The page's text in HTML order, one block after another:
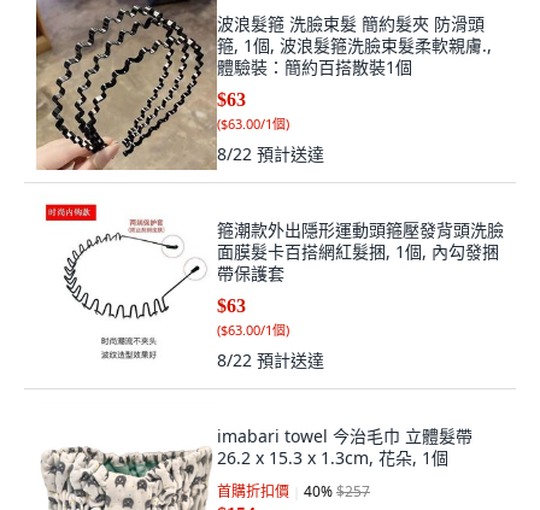
波浪髮箍 洗臉束髮 簡約髮夾 防滑頭
箍, 1個, 波浪髮箍洗臉束髮柔軟親膚.,
體驗裝：簡約百搭散裝1個
$63
($63.00/1個)
8/22 預計送達
箍潮款外出隱形運動頭箍壓發背頭洗臉
面膜髮卡百搭網紅髮捆, 1個, 內勾發捆
帶保護套
$63
($63.00/1個)
8/22 預計送達
imabari towel 今治毛巾 立體髮帶
26.2 x 15.3 x 1.3cm, 花朵, 1個
首購折扣價 40%$257